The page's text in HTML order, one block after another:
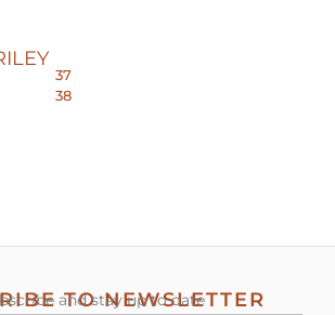
37
38
TO NEWSLETTER
and stay up to date